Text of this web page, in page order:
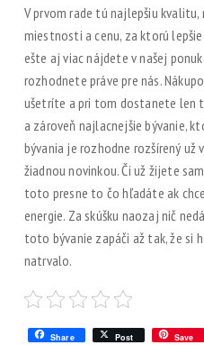
V prvom rade tú najlepšiu
miestnosti a cenu, za ktorú
ešte aj viac nájdete v našej
rozhodnete práve pre nás.
ušetríte a pri tom dostanete len
a zároveň najlacnejšie bývanie,
bývania je rozhodne rozšírený už
žiadnou novinkou. Či už žijete
toto presne to čo hľadáte ak
energie. Za skúšku naozaj nič
toto bývanie zapáči až tak, že si
natrvalo.
Share Post Save